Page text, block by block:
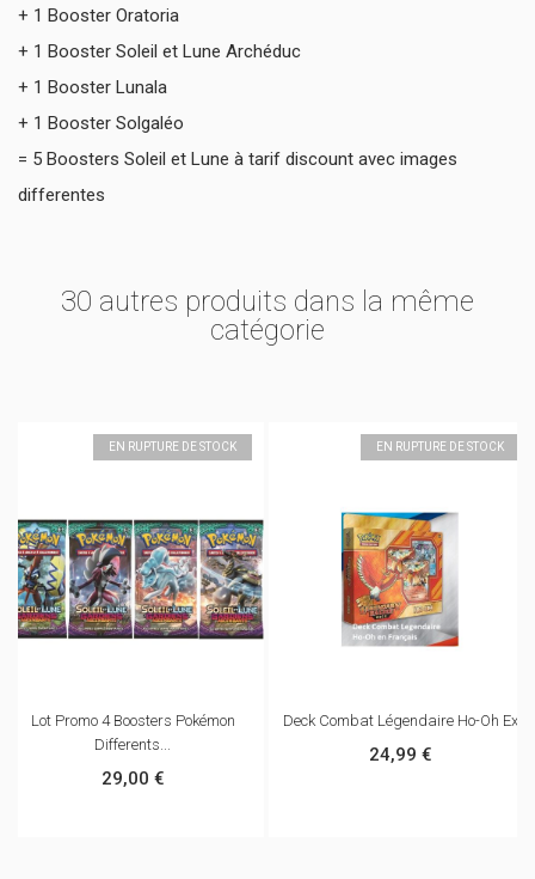
+ 1 Booster Oratoria
+ 1 Booster Soleil et Lune Archéduc
+ 1 Booster Lunala
+ 1 Booster Solgaléo
= 5 Boosters Soleil et Lune à tarif discount avec images
differentes
30 autres produits dans la même
catégorie
EN RUPTURE DE STOCK
Lot Promo 4 Boosters Pokémon
Differents...
29,00 €
EN RUPTURE DE STOCK
Deck Combat Légendaire Ho-Oh Ex
24,99 €